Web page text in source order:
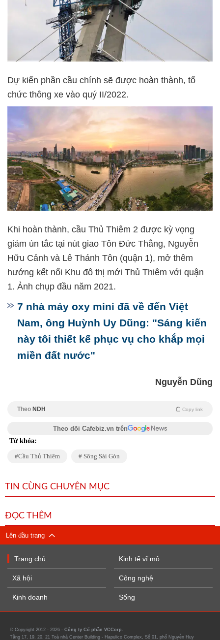
Dự kiến phần cầu chính sẽ được hoàn thành, tổ
chức thông xe vào quý II/2022.
Khi hoàn thành, cầu Thủ Thiêm 2 được kỳ vọng
giảm ùn tắc tại nút giao Tôn Đức Thắng, Nguyễn
Hữu Cảnh và Lê Thánh Tôn (quận 1), mở thêm
hướng kết nối Khu đô thị mới Thủ Thiêm với quận
1. Ảnh chụp đầu năm 2021.
7 nhà máy oxy mini đã về đến Việt
Nam, ông Huỳnh Uy Dũng: "Sáng kiến
này tôi thiết kế phục vụ cho khắp mọi
miền đất nước"
Nguyễn Dũng
Theo NDH Copy link
Theo dõi Cafebiz.vn trên
Từ khóa:
Cầu Thủ Thiêm Sông Sài Gòn
TIN CÙNG CHUYÊN MỤC
ĐỌC THÊM
Lên đầu trang
Trang chủ
Xã hội
Kinh doanh
Kinh tế vĩ mô
Công nghệ
Sống
© Copyright 2012 - 2026 - Công ty Cổ phần VCCorp.
Tầng 17, 19, 20, 21 Toà nhà Center Building - Hapulico Complex, Số 01, phố Nguyễn Huy